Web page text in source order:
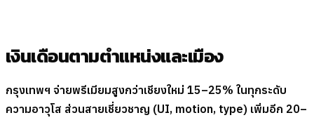
เงินเดือนตามตำแหน่งและเมือง
กรุงเทพฯ จ่ายพรีเมียมสูงกว่าเชียงใหม่ 15–25% ในทุกระดับ
ความอาวุโส ส่วนสายเชี่ยวชาญ (UI, motion, type) เพิ่มอีก 20–